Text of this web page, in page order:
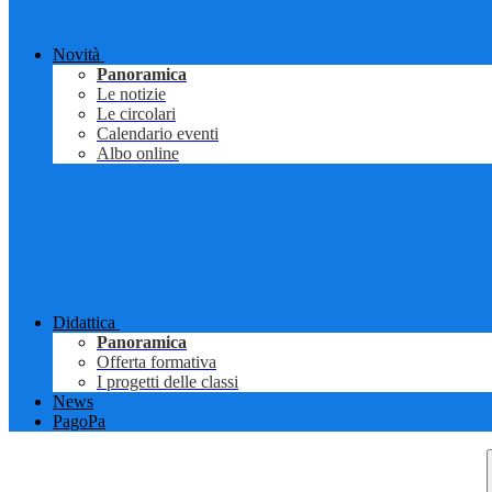
Novità
Panoramica
Le notizie
Le circolari
Calendario eventi
Albo online
Didattica
Panoramica
Offerta formativa
I progetti delle classi
News
PagoPa